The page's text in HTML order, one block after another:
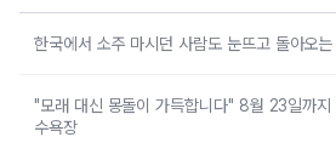
한국에서 소주 마시던 사람도 눈뜨고 돌아오
"모래 대신 몽돌이 가득합니다" 8월 23일까지
수욕장